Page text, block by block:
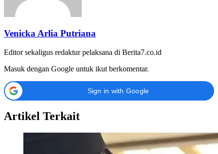
Venicka Arlia Putriana
Editor sekaligus redaktur pelaksana di Berita7.co.id
Masuk dengan Google untuk ikut berkomentar.
Sign in with Google
Artikel Terkait